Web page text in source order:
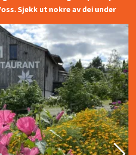
Sjekk ut nokre av dei under